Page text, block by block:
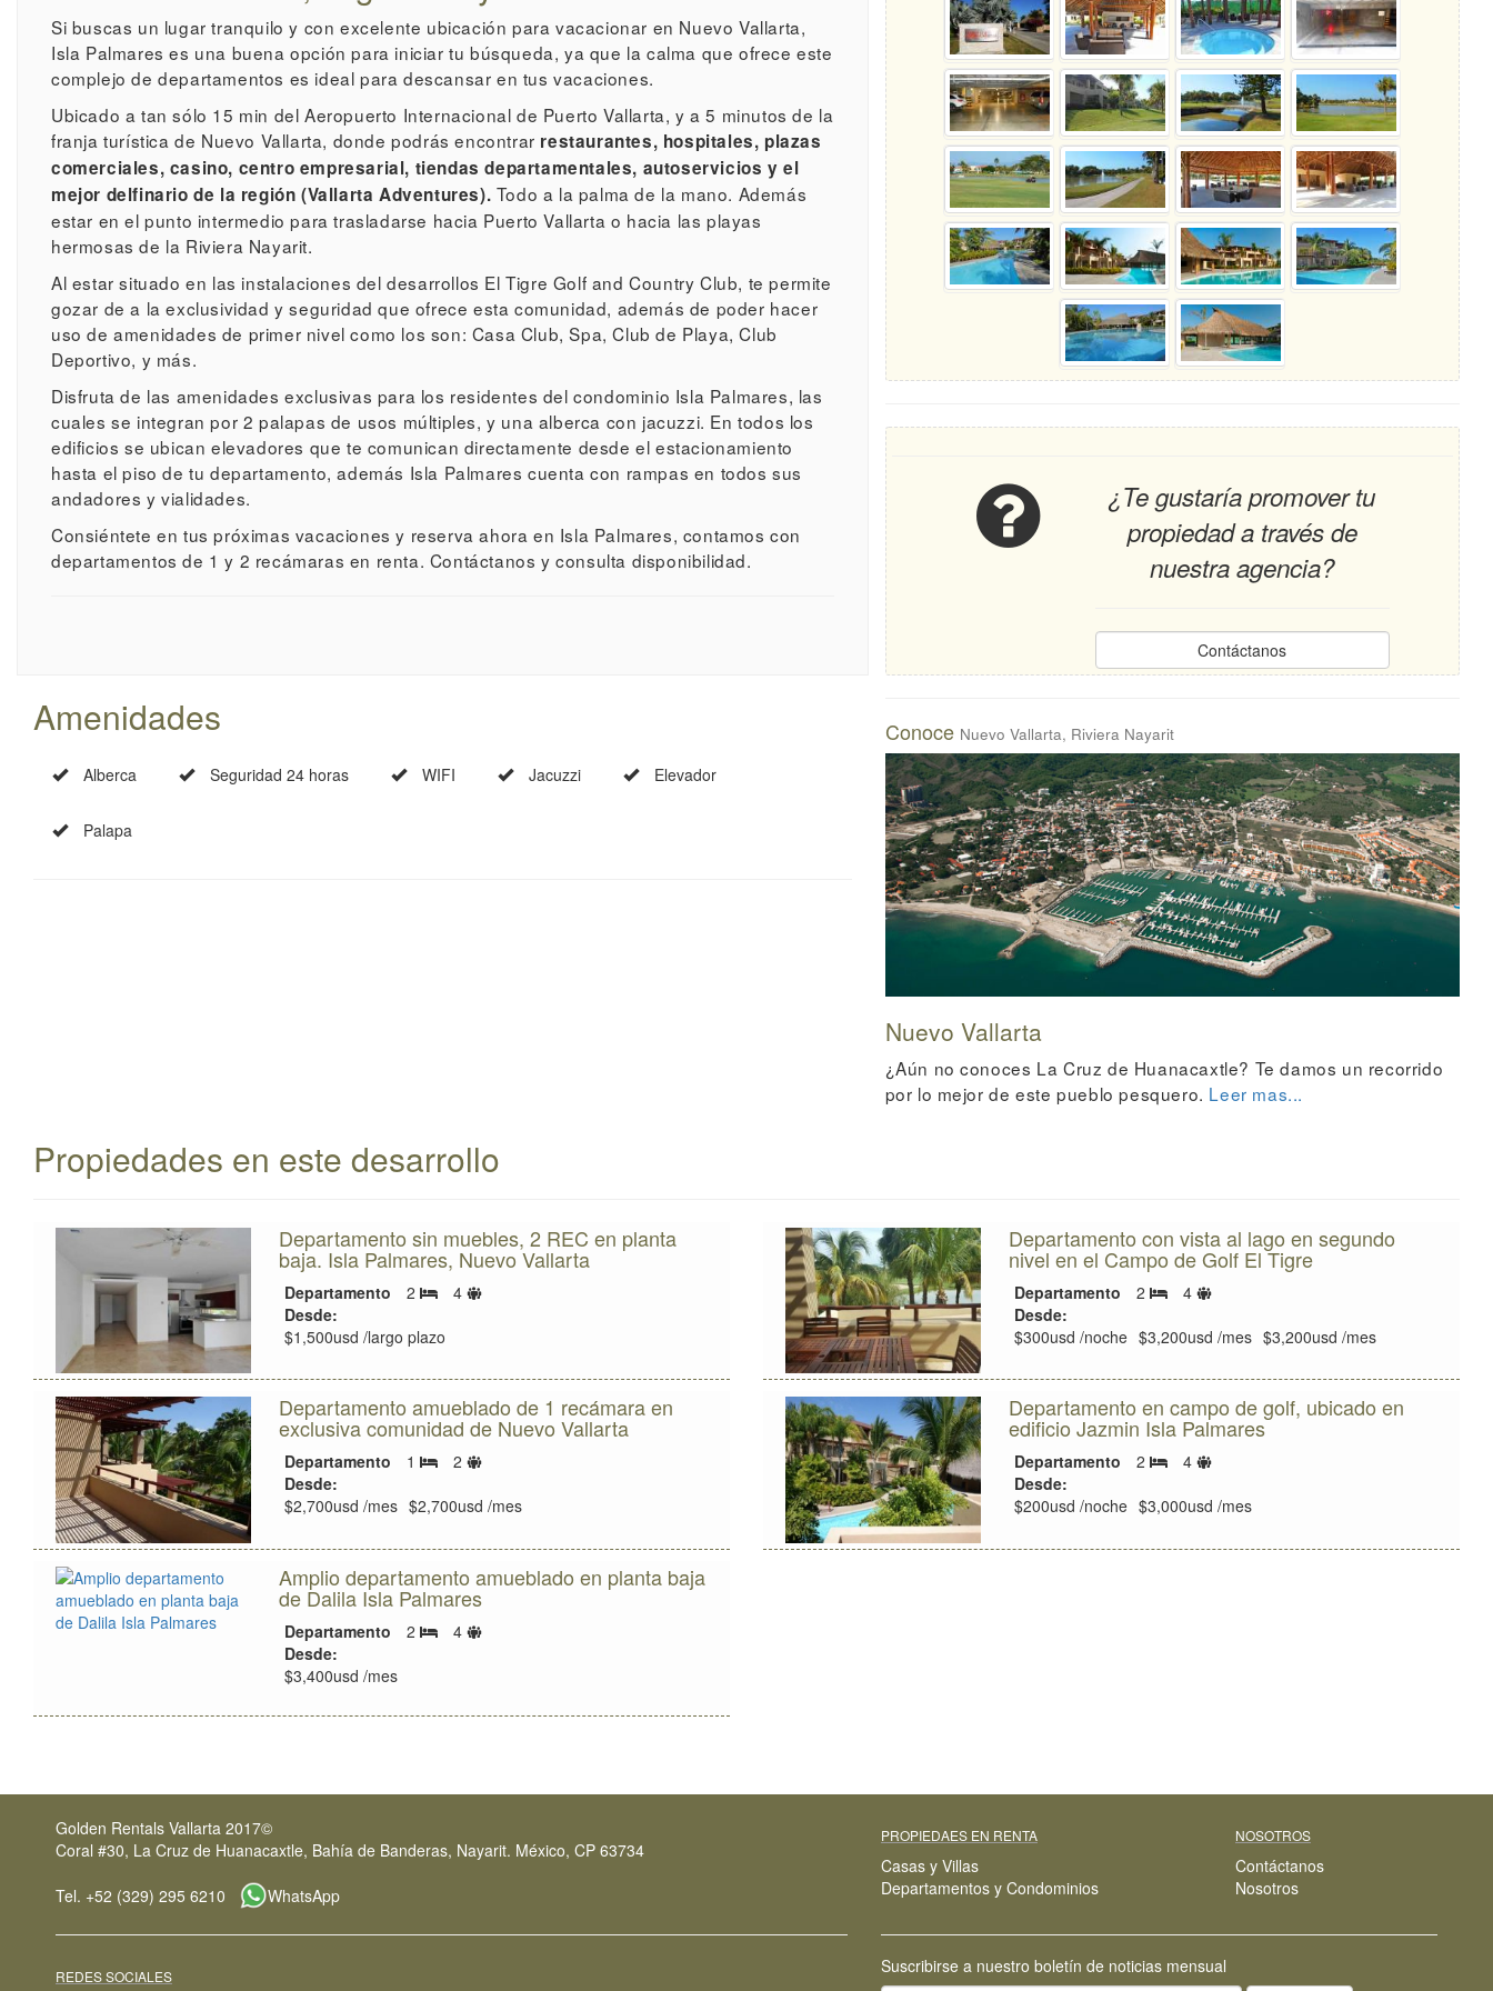
Si buscas un lugar tranquilo y con excelente ubicación para vacacionar en Nuevo Vallarta,
Isla Palmares es una buena opción para iniciar tu búsqueda, ya que la calma que ofrece este
complejo de departamentos es ideal para descansar en tus vacaciones.
Ubicado a tan sólo 15 min del Aeropuerto Internacional de Puerto Vallarta, y a 5 minutos de la
franja turística de Nuevo Vallarta, donde podrás encontrar restaurantes, hospitales, plazas
comerciales, casino, centro empresarial, tiendas departamentales, autoservicios y el
mejor delfinario de la región (Vallarta Adventures). Todo a la palma de la mano. Además
estar en el punto intermedio para trasladarse hacia Puerto Vallarta o hacia las playas
hermosas de la Riviera Nayarit.
Al estar situado en las instalaciones del desarrollos El Tigre Golf and Country Club, te permite
gozar de a la exclusividad y seguridad que ofrece esta comunidad, además de poder hacer
uso de amenidades de primer nivel como los son: Casa Club, Spa, Club de Playa, Club
Deportivo, y más.
Disfruta de las amenidades exclusivas para los residentes del condominio Isla Palmares, las
cuales se integran por 2 palapas de usos múltiples, y una alberca con jacuzzi. En todos los
edificios se ubican elevadores que te comunican directamente desde el estacionamiento
hasta el piso de tu departamento, además Isla Palmares cuenta con rampas en todos sus
andadores y vialidades.
Consiéntete en tus próximas vacaciones y reserva ahora en Isla Palmares, contamos con
departamentos de 1 y 2 recámaras en renta. Contáctanos y consulta disponibilidad.
Amenidades
Alberca Seguridad 24 horas WIFI Jacuzzi Elevador
Palapa
¿Te gustaría promover tu
propiedad a través de
nuestra agencia?
Contáctanos
Conoce Nuevo Vallarta, Riviera Nayarit
Nuevo Vallarta
¿Aún no conoces La Cruz de Huanacaxtle? Te damos un recorrido
por lo mejor de este pueblo pesquero. Leer mas...
Propiedades en este desarrollo
Departamento sin muebles, 2 REC en planta
baja. Isla Palmares, Nuevo Vallarta
Departamento 2 Recámaras
4
Límite
Desde:
$1,500usd /largo plazo
Departamento con vista al lago en segundo
nivel en el Campo de Golf El Tigre
Departamento 2 Recámaras
4
Límite
huéspedes
Desde:
$300usd /noche $3,200usd /mes $3,200usd /mes
Departamento amueblado de 1 recámara en
exclusiva comunidad de Nuevo Vallarta
Departamento 1 Recámaras
2
Límite
huéspedes
Desde:
$2,700usd /mes $2,700usd /mes
Departamento en campo de golf, ubicado en
edificio Jazmin Isla Palmares
Departamento 2 Recámaras
4
Límite
huéspedes
Desde:
$200usd /noche $3,000usd /mes
Amplio departamento amueblado en planta baja
de Dalila Isla Palmares
Departamento 2 Recámaras
4
Límite
Desde:
$3,400usd /mes
Golden Rentals Vallarta 2017©
Coral #30, La Cruz de Huanacaxtle, Bahía de Banderas, Nayarit. México, CP 63734
Tel. +52 (329) 295 6210 WhatsApp
PROPIEDAES EN RENTA
Casas y Villas
Departamentos y Condominios
NOSOTROS
Contáctanos
Nosotros
REDES SOCIALES
Suscribirse a nuestro boletín de noticias mensual